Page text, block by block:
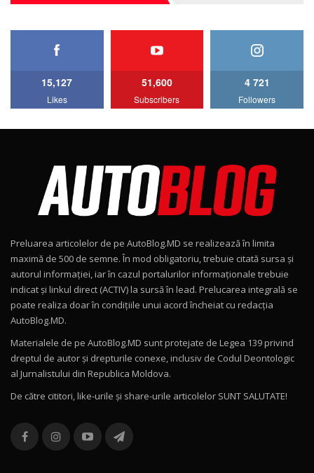
27:33
AutoBlog.MD
15:08
Noul Geely EX2 / Test Drive AutoBlog.MD
15:22
Mercedes-AMG E 53 HYBRID 4MATIC+ / Test
Drive AutoBlog.MD
16:27
11
Noul Volvo ES90 / Test Drive AutoBlog.MD
12
Noul MG HS / Test Drive AutoBlog.MD
16:48
13
combină aventura cu luxul / AutoBlog.MD
36:08
15,127
Likes
51,600
Subscribers
4 721
Followers
Preluarea articolelor de pe AutoBlog.MD se realizează în limita
maximă de 500 de semne. În mod obligatoriu, trebuie citată sursa și
autorul informației, iar în cazul portalurilor informaționale trebuie
indicat și linkul direct (ACTIV) la sursă în lead. Prelucarea integrală se
poate realiza doar în condițiile unui acord încheiat cu redacţia
AutoBlog.MD.
Materialele de pe AutoBlog.MD sunt protejate de Legea 139 privind
dreptul de autor și drepturile conexe, inclusiv de Codul Deontologic
al Jurnalistului din Republica Moldova.
De către cititori, like-urile şi share-urile articolelor SUNT SALUTATE!